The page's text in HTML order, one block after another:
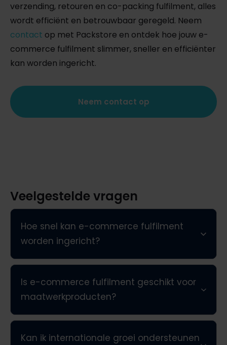
verzending, retouren en co-packing fulfilment, alles
wordt efficiënt en betrouwbaar geregeld. Neem
contact op met Packstore en ontdek hoe jouw e-
commerce fulfilment slimmer, sneller en efficiënter
kan worden ingericht.
Neem contact op
Veelgestelde vragen
Hoe snel kan e-commerce fulfilment
worden ingericht?
Is e-commerce fulfilment geschikt voor
maatwerkproducten?
Kan ik internationale groei ondersteunen